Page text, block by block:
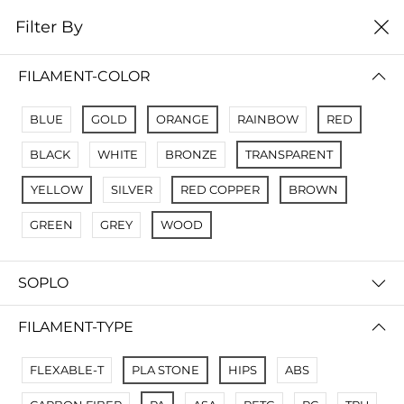
0
No Results
Not Found Filters1
Not Found Filters2
Filter By
FILAMENT-COLOR
BLUE GOLD ORANGE RAINBOW RED
BLACK WHITE BRONZE TRANSPARENT
YELLOW SILVER RED COPPER BROWN
GREEN GREY WOOD
SOPLO
FILAMENT-TYPE
FLEXABLE-T PLA STONE HIPS ABS